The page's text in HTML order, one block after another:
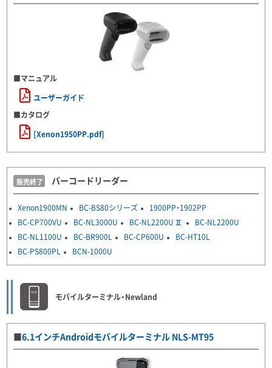
■マニュアル
ユーザーガイド
■カタログ
[Xenon1950PP.pdf]
バーコードリーダー
Xenon1900MN BC-BS80シリーズ
1900PP・1902PP
BC-CP700VU
BC-NL3000U BC-NL2200UⅡ
BC-NL2200U
BC-NL1100U
BC-BR900L BC-CP600U
BC-HT10L
BC-PS800PL
BCN-1000U
モバイルターミナル・Newland
■6.1インチAndroidモバイルターミナル NLS-MT95